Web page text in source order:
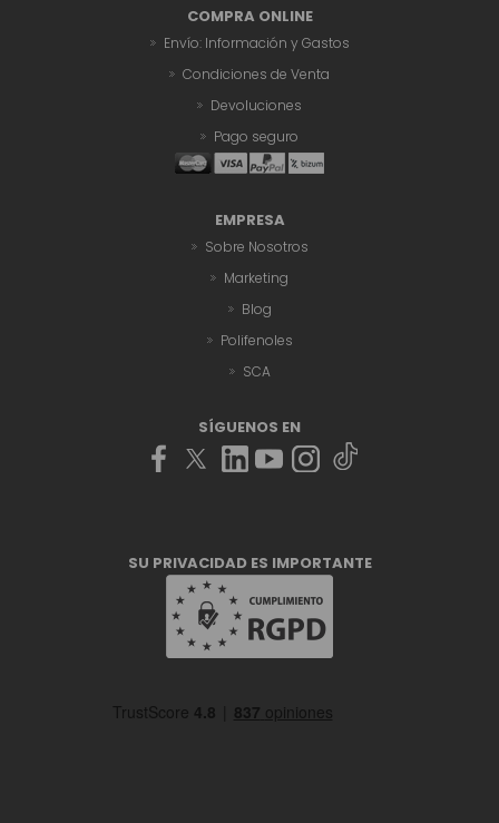
COMPRA ONLINE
Envío: Información y Gastos
Condiciones de Venta
Devoluciones
Pago seguro
EMPRESA
Sobre Nosotros
Marketing
Blog
Polifenoles
SCA
SÍGUENOS EN
SU PRIVACIDAD ES IMPORTANTE